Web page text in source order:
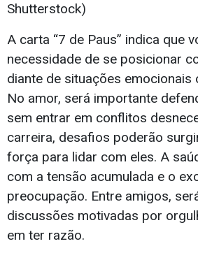
Shutterstock)
A carta “7 de Paus” indica que
necessidade de se posicionar
diante de situações emocionais
No amor, será importante
sem entrar em conflitos
carreira, desafios poderão
força para lidar com eles. A
com a tensão acumulada e o
preocupação. Entre amigos,
discussões motivadas por
em ter razão.